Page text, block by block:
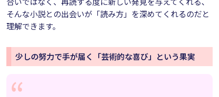
そんな小説との出会いが「読み方」を深めてくれるのだと
理解できます。
少しの努力で手が届く「芸術的な喜び」という果実